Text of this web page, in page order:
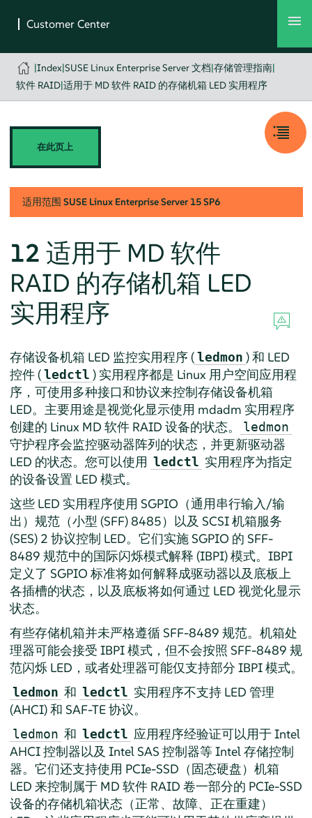
|Index|SUSE Linux Enterprise Server 文档|存储管理指南|
软件 RAID|适用于 MD 软件 RAID 的存储机箱 LED 实用程序
在此页上
适用范围 SUSE Linux Enterprise Server 15 SP6
12 适用于 MD 软件
RAID 的存储机箱 LED
实用程序
存储设备机箱 LED 监控实用程序 ( ledmon ) 和 LED
控件 ( ledctl ) 实用程序都是 Linux 用户空间应用程
序，可使用多种接口和协议来控制存储设备机箱
LED。主要用途是视觉化显示使用 mdadm 实用程序
创建的 Linux MD 软件 RAID 设备的状态。
ledmon
守护程序会监控驱动器阵列的状态，并更新驱动器
LED 的状态。您可以使用 ledctl 实用程序为指定
的设备设置 LED 模式。
这些 LED 实用程序使用 SGPIO（通用串行输入/输
出）规范（小型 (SFF) 8485）以及 SCSI 机箱服务
(SES) 2 协议控制 LED。它们实施 SGPIO 的 SFF-
8489 规范中的国际闪烁模式解释 (IBPI) 模式。IBPI
定义了 SGPIO 标准将如何解释成驱动器以及底板上
各插槽的状态，以及底板将如何通过 LED 视觉化显示
状态。
有些存储机箱并未严格遵循 SFF-8489 规范。机箱处
理器可能会接受 IBPI 模式，但不会按照 SFF-8489 规
范闪烁 LED，或者处理器可能仅支持部分 IBPI 模式。
ledmon 和 ledctl 实用程序不支持 LED 管理
(AHCI) 和 SAF-TE 协议。
ledmon 和 ledctl 应用程序经验证可以用于 Intel
AHCI 控制器以及 Intel SAS 控制器等 Intel 存储控制
器。它们还支持使用 PCIe-SSD（固态硬盘）机箱
LED 来控制属于 MD 软件 RAID 卷一部分的 PCIe-SSD
设备的存储机箱状态（正常、故障、正在重建）